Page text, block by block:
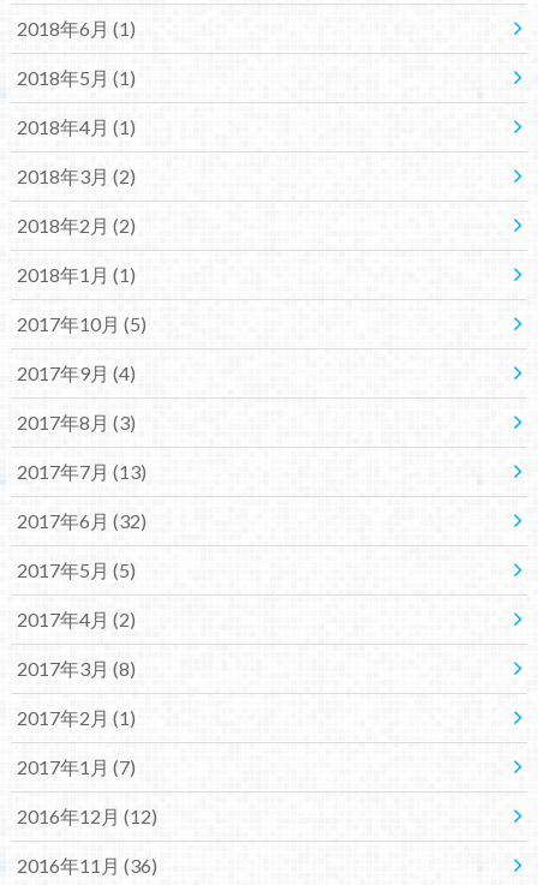
2018年6月 (1)
2018年5月 (1)
2018年4月 (1)
2018年3月 (2)
2018年2月 (2)
2018年1月 (1)
2017年10月 (5)
2017年9月 (4)
2017年8月 (3)
2017年7月 (13)
2017年6月 (32)
2017年5月 (5)
2017年4月 (2)
2017年3月 (8)
2017年2月 (1)
2017年1月 (7)
2016年12月 (12)
2016年11月 (36)